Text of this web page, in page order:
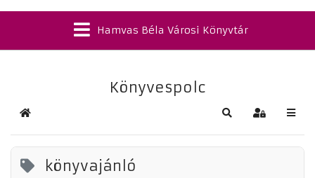
Hamvas Béla Városi Könyvtár
Könyvespolc
Kezdőlap Keresés
könyvajánló